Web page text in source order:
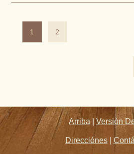
1 2
Arriba |Versión
Direcciónes|